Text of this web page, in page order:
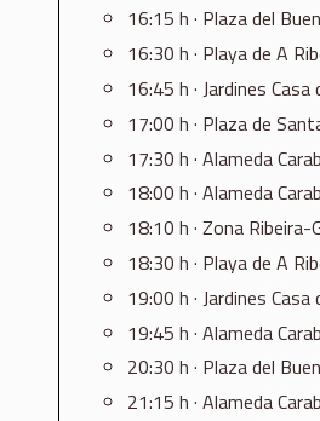
16:15 h · Plaza del
16:30 h · Playa de A
16:45 h · Jardines
17:00 h · Plaza de
17:30 h · Alameda
18:00 h · Alameda
18:10 h · Zona
18:30 h · Playa de A
19:00 h · Jardines
19:45 h · Alameda
20:30 h · Plaza del
21:15 h · Alameda